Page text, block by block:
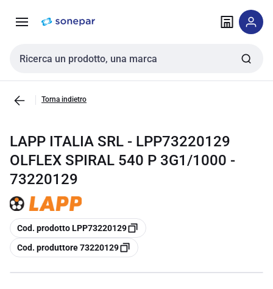
navigazione alla
Cerca input
Torna indietro
LAPP ITALIA SRL - LPP73220129
OLFLEX SPIRAL 540 P 3G1/1000 -
73220129
copia
Cod. prodotto LPP73220129
copia
Cod. produttore 73220129